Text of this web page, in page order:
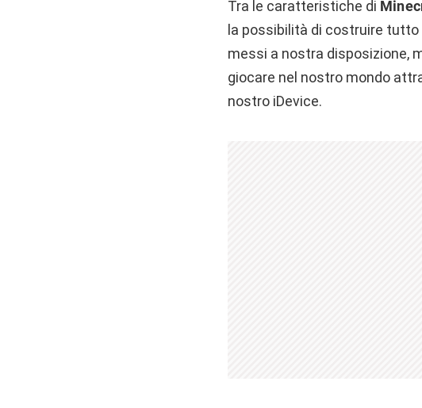
Tra le caratteristiche di
la possibilità di costruire
messi a nostra disposizione,
giocare nel nostro mondo
nostro iDevice.